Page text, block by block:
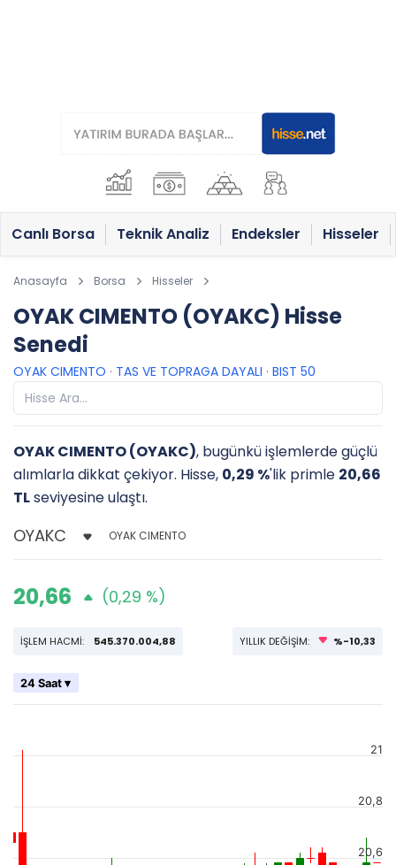
Canlı Borsa Teknik Analiz Endeksler Hisseler
Anasayfa Borsa Hisseler
OYAK CIMENTO (OYAKC) Hisse
Senedi
OYAK CIMENTO · TAS VE TOPRAGA DAYALI · BIST 50
OYAK CIMENTO (OYAKC), bugünkü işlemlerde güçlü
alımlarla dikkat çekiyor. Hisse, 0,29 %'lik primle 20,66
TLseviyesine ulaştı.
OYAK CIMENTO
20,66 (0,29 %)
İŞLEM HACMİ: 545.370.004,88 YILLIK DEĞİŞİM: %-10,33
24 Saat ▾
20,6
20,8
21